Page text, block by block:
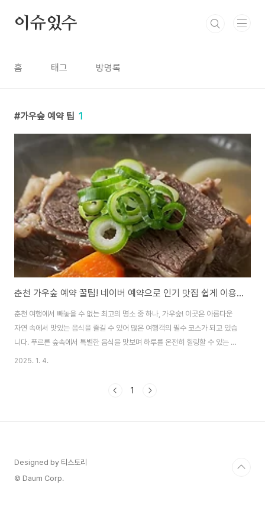
이슈있수
홈 태그 방명록
가우숲 예약 팁 1
춘천 가우숲 예약 꿀팁! 네이버 예약으로 인기 맛집 쉽게 이용하기 🍴
춘천 여행에서 빼놓을 수 없는 최고의 명소 중 하나, 가우숲! 이곳은 아름다운
자연 속에서 맛있는 음식을 즐길 수 있어 많은 여행객의 필수 코스가 되고 있습
니다. 푸르른 숲속에서 특별한 음식을 맛보며 하루를 온전히 힐링할 수 있는 이
곳은 춘천을 대표하는 인기 맛집으로 자리 잡았습니다. 하지만 높은 인기 덕분
없이도 손쉽게 가우숲을 방문할 수 있습니다. 지금부터 네이버 예약으로 가우
2025. 1. 4.
1
Designed by 티스토리
© Daum Corp.